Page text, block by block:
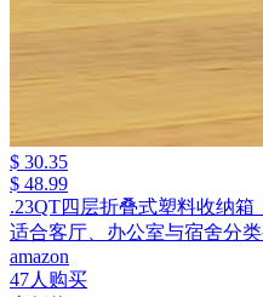
$ 30.35
$ 48.99
.23QT四层折叠式塑料收纳箱
适合客厅、办公室与宿舍分
amazon
47人购买